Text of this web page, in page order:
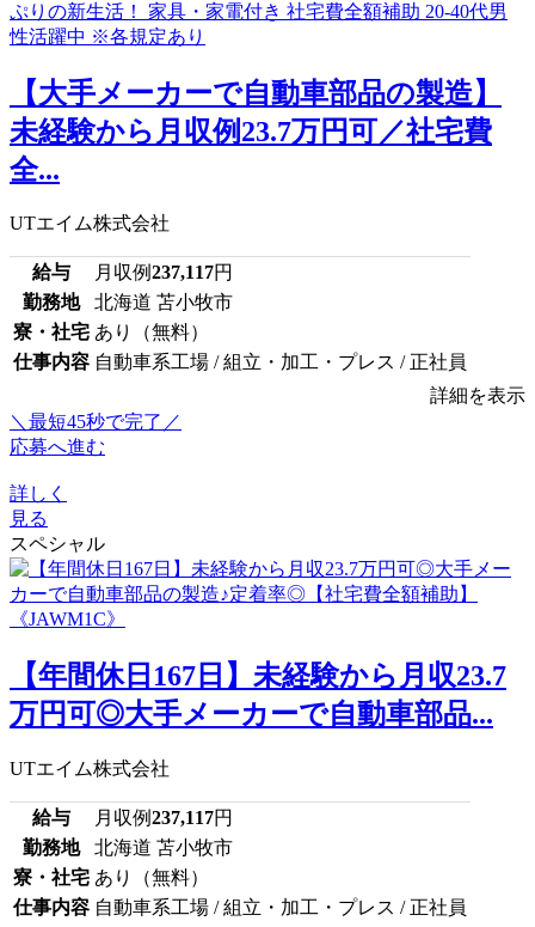
【大手メーカーで自動車部品の製造】
未経験から月収例23.7万円可／社宅費
全...
UTエイム株式会社
給与 月収例237,117円
勤務地
北海道 苫小牧市
寮・社宅 あり（無料）
仕事内容 自動車系工場 / 組立・加工・プレス / 正社員
詳細を表示
＼最短45秒で完了／
応募へ進む
詳しく
見る
スペシャル
【年間休日167日】未経験から月収23.7
万円可◎大手メーカーで自動車部品...
UTエイム株式会社
給与 月収例237,117円
勤務地
北海道 苫小牧市
寮・社宅 あり（無料）
仕事内容 自動車系工場 / 組立・加工・プレス / 正社員